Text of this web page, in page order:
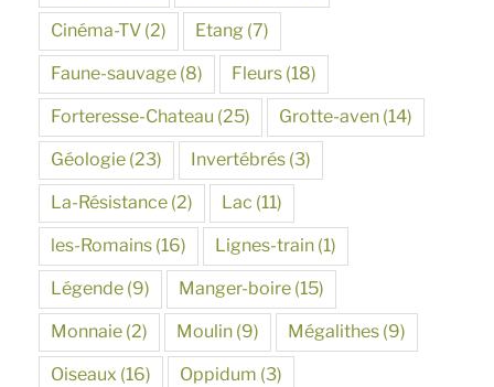
Cinéma-TV (2) Etang (7)
Faune-sauvage (8) Fleurs (18)
Forteresse-Chateau (25) Grotte-aven (14)
Géologie (23) Invertébrés (3)
La-Résistance (2) Lac (11)
les-Romains (16) Lignes-train (1)
Légende (9) Manger-boire (15)
Monnaie (2) Moulin (9) Mégalithes (9)
Oiseaux (16) Oppidum (3)